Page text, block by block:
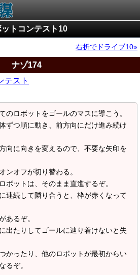
ットコンテスト10
右折でドライブ10
ナゾ174
テスト
のロボットをゴールのマスに導こう。
ずつ順に動き、前方向にだけ進み続け
向に向きを変えるので、不要な矢印を
ンオフが切り替わる。
ボットは、そのまま直進するぞ。
連続して隣り合うと、枠が赤くなって
あるぞ。
出たりしてゴールに辿り着けないと失
かったり、他のロボットが最初からい
るぞ。